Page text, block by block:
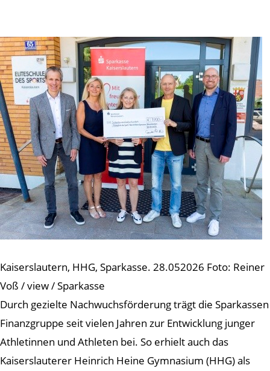
Kaiserslautern, HHG, Sparkasse. 28.052026 Foto: Reiner
Voß / view / Sparkasse
Durch gezielte Nachwuchsförderung trägt die Sparkassen
Finanzgruppe seit vielen Jahren zur Entwicklung junger
Athletinnen und Athleten bei. So erhielt auch das
Kaiserslauterer Heinrich Heine Gymnasium (HHG) als